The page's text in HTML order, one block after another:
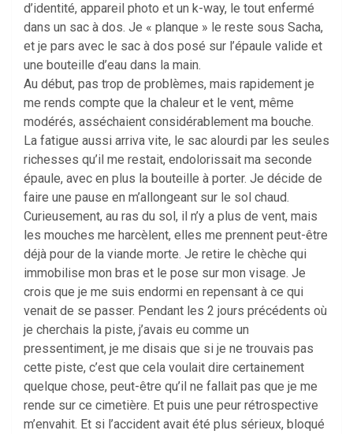
d’identité, appareil photo et un k-way, le tout enfermé
dans un sac à dos. Je « planque » le reste sous Sacha,
et je pars avec le sac à dos posé sur l’épaule valide et
une bouteille d’eau dans la main.
Au début, pas trop de problèmes, mais rapidement je
me rends compte que la chaleur et le vent, même
modérés, asséchaient considérablement ma bouche.
La fatigue aussi arriva vite, le sac alourdi par les seules
richesses qu’il me restait, endolorissait ma seconde
épaule, avec en plus la bouteille à porter. Je décide de
faire une pause en m’allongeant sur le sol chaud.
Curieusement, au ras du sol, il n’y a plus de vent, mais
les mouches me harcèlent, elles me prennent peut-être
déjà pour de la viande morte. Je retire le chèche qui
immobilise mon bras et le pose sur mon visage. Je
crois que je me suis endormi en repensant à ce qui
venait de se passer. Pendant les 2 jours précédents où
je cherchais la piste, j’avais eu comme un
pressentiment, je me disais que si je ne trouvais pas
cette piste, c’est que cela voulait dire certainement
quelque chose, peut-être qu’il ne fallait pas que je me
rende sur ce cimetière. Et puis une peur rétrospective
m’envahit. Et si l’accident avait été plus sérieux, bloqué